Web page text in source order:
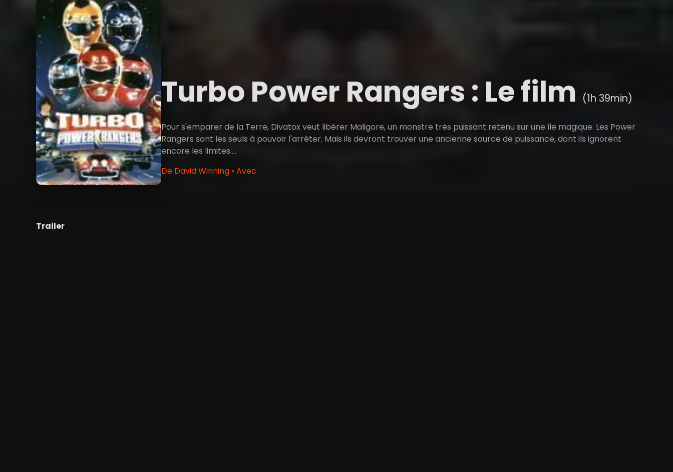
Turbo Power Rangers : Le film (1h 39min)
Pour s'emparer de la Terre, Divatox veut libérer Maligore, un monstre très puissant retenu sur une île magique. Les Power
Rangers sont les seuls à pouvoir l'arrêter. Mais ils devront trouver une ancienne source de puissance, dont ils ignorent
encore les limites....
De David Winning • Avec
Trailer